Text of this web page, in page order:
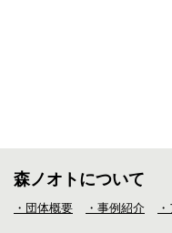
森ノオトについて
・団体概要 ・事例紹介